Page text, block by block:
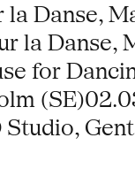
Danse,
la Danse,
for
Studio,